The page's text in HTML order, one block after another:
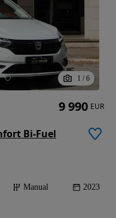
1 / 6
Bi-Fuel
Manual 2023
9 990 EUR